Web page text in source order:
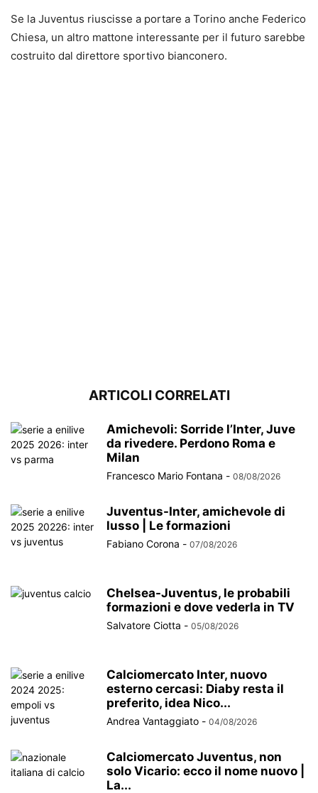
Se la Juventus riuscisse a portare a Torino anche Federico
Chiesa, un altro mattone interessante per il futuro sarebbe
costruito dal direttore sportivo bianconero.
ARTICOLI CORRELATI
Amichevoli: Sorride l’Inter, Juve
da rivedere. Perdono Roma e
Milan
Francesco Mario Fontana - 08/08/2026
Juventus-Inter, amichevole di
lusso | Le formazioni
Fabiano Corona - 07/08/2026
Chelsea-Juventus, le probabili
formazioni e dove vederla in TV
Salvatore Ciotta - 05/08/2026
Calciomercato Inter, nuovo
esterno cercasi: Diaby resta il
preferito, idea Nico...
Andrea Vantaggiato - 04/08/2026
Calciomercato Juventus, non
solo Vicario: ecco il nome nuovo |
La...